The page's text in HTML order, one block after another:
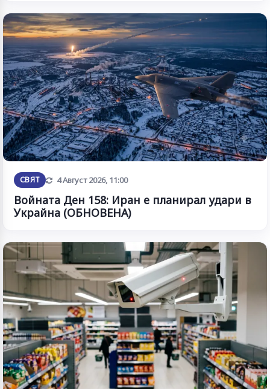
СВЯТ Обновена
4 Август 2026, 11:00
Войната Ден 158: Иран е планирал удари в
Украйна (ОБНОВЕНА)